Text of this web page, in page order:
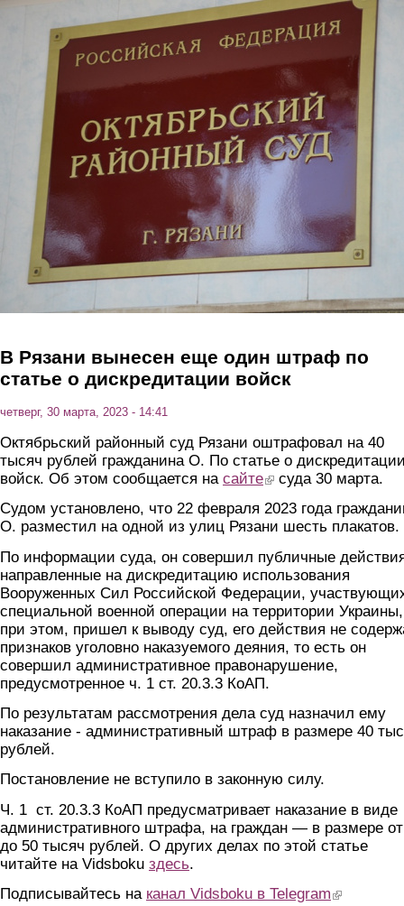
Перейти к основному содержанию
В Рязани вынесен еще один штраф по
статье о дискредитации войск
четверг, 30 марта, 2023 - 14:41
Октябрьский районный суд Рязани оштрафовал на 40
тысяч рублей гражданина О. По статье о
войск. Об этом сообщается на сайте(link is external)
суда 30 марта.
Судом установлено, что 22 февраля 2023 года
О. разместил на одной из улиц Рязани шесть плакатов.
По информации суда, он совершил публичные
направленные на дискредитацию использования
Вооруженных Сил Российской Федерации,
специальной военной операции на территории Украины,
при этом, пришел к выводу суд, его действия не
признаков уголовно наказуемого деяния, то есть он
совершил административное правонарушение,
предусмотренное ч. 1 ст. 20.3.3 КоАП.
По результатам рассмотрения дела суд назначил ему
наказание - административный штраф в размере 40
рублей.
Постановление не вступило в законную силу.
Ч. 1 ст. 20.3.3 КоАП предусматривает наказание в виде
административного штрафа, на граждан — в размере
до 50 тысяч рублей. О других делах по этой статье
читайте на Vidsboku здесь.
Подписывайтесь на канал Vidsboku в Telegram (link is